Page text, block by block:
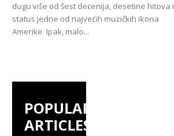
dugu više od šest decenija, desetine hitova i
status jedne od najvećih muzičkih ikona
Amerike. Ipak, malo...
POPULAR
ARTICLES